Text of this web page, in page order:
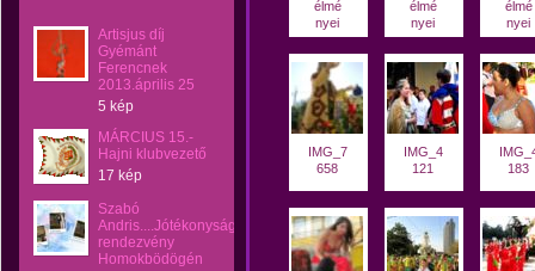
Artisjus díj
Gyémánt
Ferencnek
2013.április 25
5 kép
MÁRCIUS 15.-
Hajni klubvezető
17 kép
Szabó
Andris....Jótékonysági
rendezvény
Homokbödögén
élmé
nyei
élmé
nyei
élmé
nyei
IMG_7
658
IMG_4
121
183